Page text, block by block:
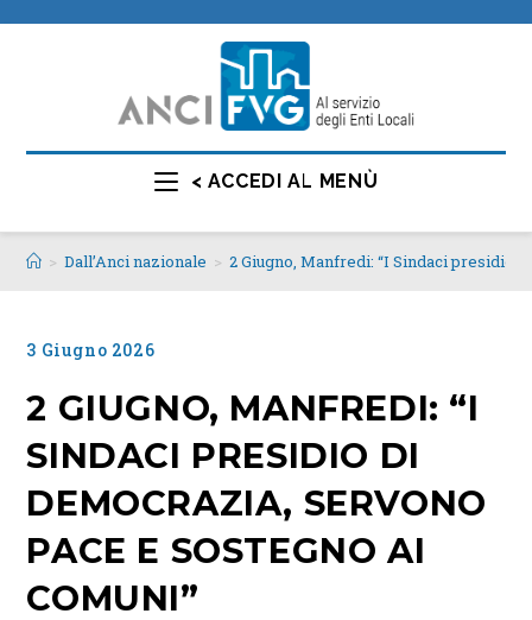
< ACCEDI AL MENÙ
> Dall’Anci nazionale > 2 Giugno, Manfredi: “I Sindaci presidio
3 Giugno 2026
2 GIUGNO, MANFREDI: “I
SINDACI PRESIDIO DI
DEMOCRAZIA, SERVONO
PACE E SOSTEGNO AI
COMUNI”